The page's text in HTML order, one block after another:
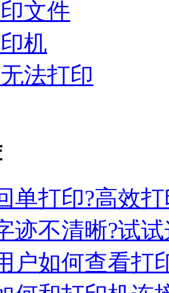
文件
机
法打印
单打印?高效
迹不清晰?试
户如何查看打